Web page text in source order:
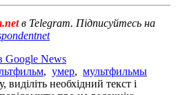
в Telegram. Підписуйтесь на
Google News
, умер, мультфильмы
необхідний текст і